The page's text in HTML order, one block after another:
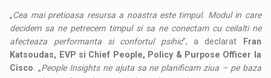
„Cea mai pretioasa resursa a noastra este timpul. Modul in care
decidem sa ne petrecem timpul si sa ne conectam cu ceilalti ne
afecteaza performanta si confortul psihic”, a declarat
Fran
Katsoudas, EVP si Chief People, Policy & Purpose Officer la
Cisco . „People Insights ne ajuta sa ne planificam ziua – pe baza